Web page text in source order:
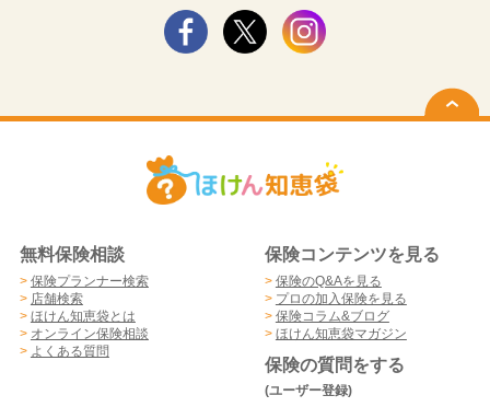
無料保険相談
> 保険プランナー検索
> 店舗検索
> ほけん知恵袋とは
> オンライン保険相談
> よくある質問
保険コンテンツを見る
> 保険のQ&Aを見る
> プロの加入保険を見る
> 保険コラム&ブログ
> ほけん知恵袋マガジン
保険の質問をする
(ユーザー登録)